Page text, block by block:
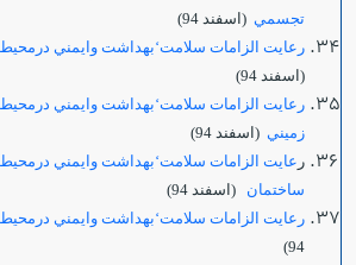
تجسمي (اسفند 94)
رعايت الزامات سلامت‘بهداشت وايمني درمحيط
(اسفند 94)
رعايت الزامات سلامت‘بهداشت وايمني
زميني (اسفند 94)
ر عايت الزامات سلامت‘بهداشت وايمني
ساختمان (اسفند 94)
رعايت الزامات سلامت‘بهداشت وايمني درمحيط
94)